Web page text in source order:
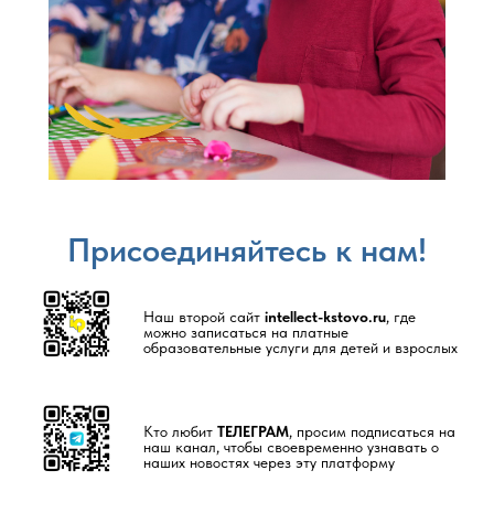
Присоединяйтесь к нам!
Наш второй сайт intellect-kstovo.ru, где
можно записаться на платные
образовательные услуги для детей и взрослых
Кто любит ТЕЛЕГРАМ, просим подписаться на
наш канал, чтобы своевременно узнавать о
наших новостях через эту платформу